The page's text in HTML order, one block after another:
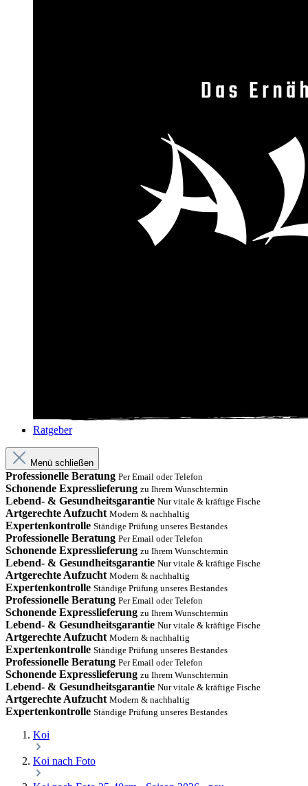
Ratgeber
Menü schließen
Professionelle Beratung Per Email oder Telefon
Schonende Expresslieferung zu Ihrem Wunschtermin
Lebend- & Gesundheitsgarantie Nur vitale & kräftige Fische
Artgerechte Aufzucht Modern & nachhaltig
Expertenkontrolle Ständige Prüfung unseres Bestandes
Professionelle Beratung Per Email oder Telefon
Schonende Expresslieferung zu Ihrem Wunschtermin
Lebend- & Gesundheitsgarantie Nur vitale & kräftige Fische
Artgerechte Aufzucht Modern & nachhaltig
Expertenkontrolle Ständige Prüfung unseres Bestandes
Professionelle Beratung Per Email oder Telefon
Schonende Expresslieferung zu Ihrem Wunschtermin
Lebend- & Gesundheitsgarantie Nur vitale & kräftige Fische
Artgerechte Aufzucht Modern & nachhaltig
Expertenkontrolle Ständige Prüfung unseres Bestandes
Professionelle Beratung Per Email oder Telefon
Schonende Expresslieferung zu Ihrem Wunschtermin
Lebend- & Gesundheitsgarantie Nur vitale & kräftige Fische
Artgerechte Aufzucht Modern & nachhaltig
Expertenkontrolle Ständige Prüfung unseres Bestandes
Koi
Koi nach Foto